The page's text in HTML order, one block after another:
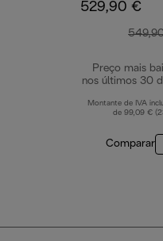
529,90 €
Preço mais
nos últimos 30
Montante de IVA
de 99,09 €
Comparar